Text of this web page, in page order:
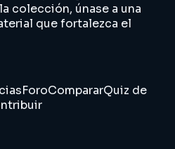
colección, únase a una
que fortalezca el
ForoCompararQuiz de